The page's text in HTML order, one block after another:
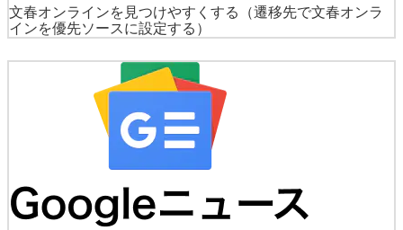
文春オンラインを見つけやすくする
（遷移先で文春オンラ
インを優先ソースに設定する）